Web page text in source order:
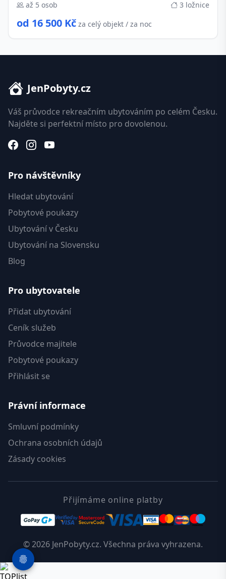
až 5 osob
3 ložnice
od 16 500 Kč za celý objekt / za noc
JenPobyty.cz
Váš průvodce rekreačním ubytováním po celém Česku.
Najděte si perfektní místo pro dovolenou.
Pro návštěvníky
Hledat ubytování
Pobytové poukazy
Ubytování v Česku
Ubytování na Slovensku
Blog
Pro ubytovatele
Přidat ubytování
Ceník služeb
Průvodce majitele
Pobytové poukazy
Přihlásit se
Právní informace
Smluvní podmínky
Ochrana osobních údajů
Zásady cookies
Přijímáme online platby
© 2026 JenPobyty.cz. Všechna práva vyhrazena.